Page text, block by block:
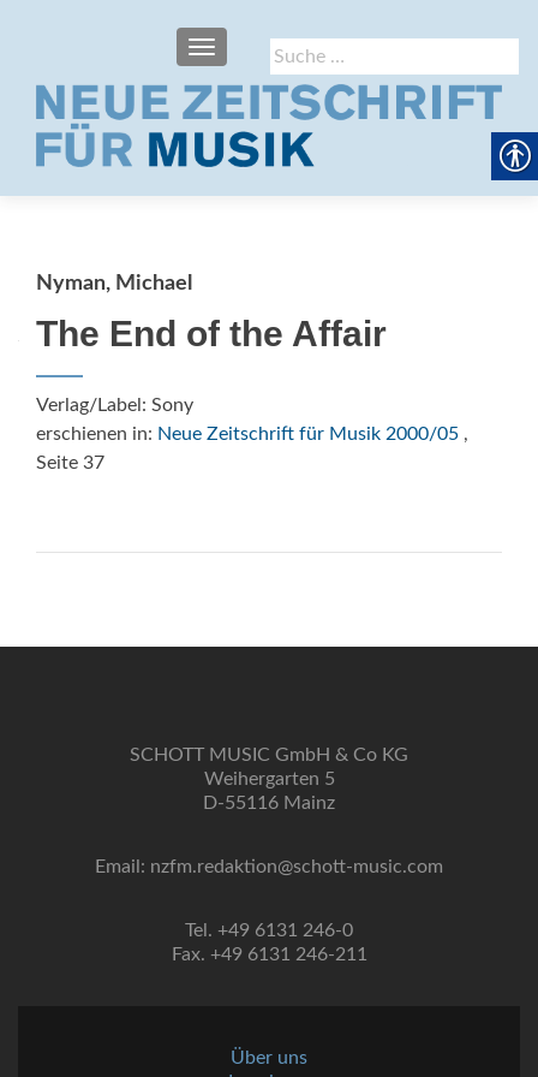
Suche
nach:
SCHALTE NAVIGATION
Nyman, Michael
The End of the Affair
Verlag/Label: Sony
erschienen in: Neue Zeitschrift für Musik 2000/05 ,
Seite 37
SCHOTT MUSIC GmbH & Co KG
Weihergarten 5
D-55116 Mainz
Email: nzfm.redaktion@schott-music.com
Tel. +49 6131 246-0
Fax. +49 6131 246-211
Über uns